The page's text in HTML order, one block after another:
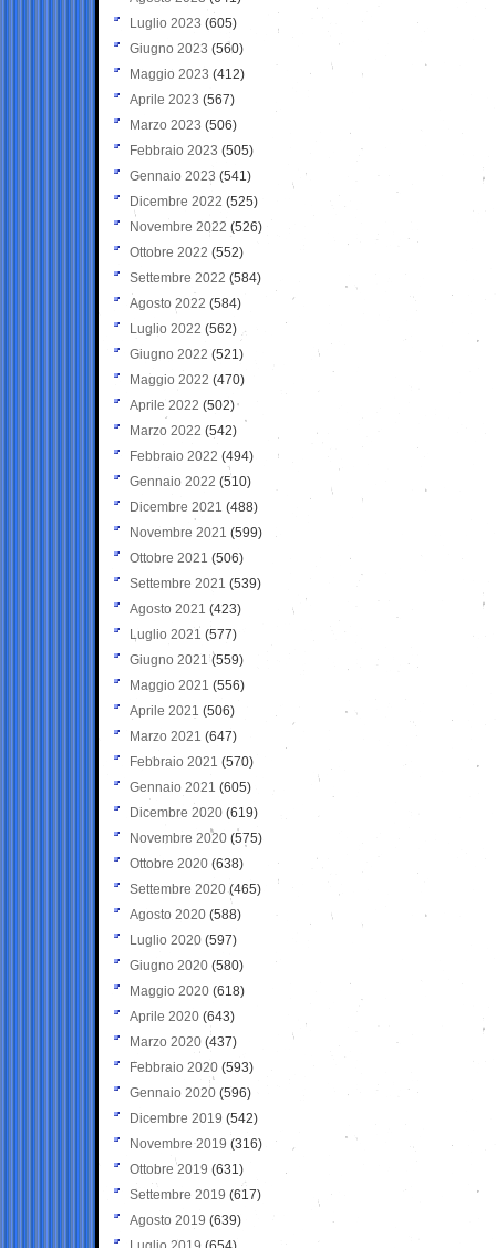
Luglio 2023 (605)
Giugno 2023 (560)
Maggio 2023 (412)
Aprile 2023 (567)
Marzo 2023 (506)
Febbraio 2023 (505)
Gennaio 2023 (541)
Dicembre 2022 (525)
Novembre 2022 (526)
Ottobre 2022 (552)
Settembre 2022 (584)
Agosto 2022 (584)
Luglio 2022 (562)
Giugno 2022 (521)
Maggio 2022 (470)
Aprile 2022 (502)
Marzo 2022 (542)
Febbraio 2022 (494)
Gennaio 2022 (510)
Dicembre 2021 (488)
Novembre 2021 (599)
Ottobre 2021 (506)
Settembre 2021 (539)
Agosto 2021 (423)
Luglio 2021 (577)
Giugno 2021(559)
Maggio 2021 (556)
Aprile 2021 (506)
Marzo 2021 (647)
Febbraio 2021 (570)
Gennaio 2021 (605)
Dicembre 2020 (619)
Novembre 2020 (575)
Ottobre 2020 (638)
Settembre 2020(465)
Agosto 2020 (588)
Luglio 2020 (597)
Giugno 2020 (580)
Maggio 2020 (618)
Aprile 2020 (643)
Marzo 2020 (437)
Febbraio 2020 (593)
Gennaio 2020 (596)
Dicembre 2019 (542)
Novembre 2019 (316)
Ottobre 2019 (631)
Settembre 2019 (617)
Agosto 2019 (639)